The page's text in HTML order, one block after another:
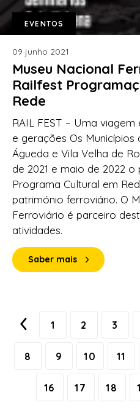
EVENTOS
09 junho 2021
Museu Nacional
Railfest
Rede
RAIL FEST – Uma
e gerações Os
Águeda e Vila Velha de
de 2021 e maio de 2022 o
Programa Cultural em
património ferroviário. O
Ferroviário é parceiro
atividades.
Saber mais
1 2 3
8 9 10 11
16 17 18